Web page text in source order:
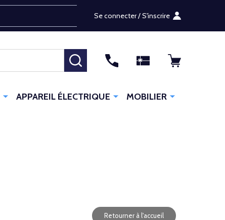
Se connecter / S'inscrire
RECHERCHER
APPAREIL ÉLECTRIQUE MOBILIER
Retourner à l'accueil